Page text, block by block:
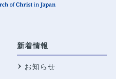
新着情報
お知らせ